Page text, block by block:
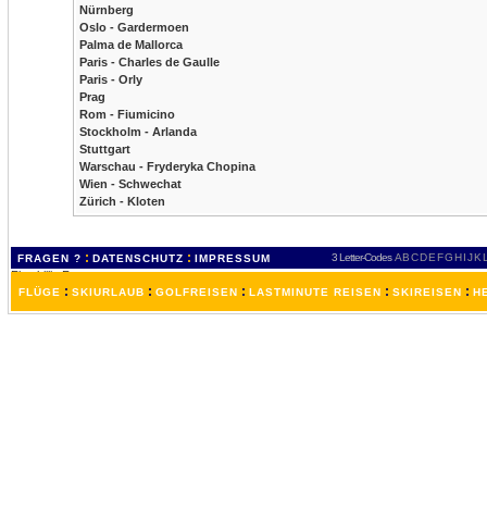
Nürnberg
Oslo - Gardermoen
Palma de Mallorca
Paris - Charles de Gaulle
Paris - Orly
Prag
Rom - Fiumicino
Stockholm - Arlanda
Stuttgart
Warschau - Fryderyka Chopina
Wien - Schwechat
Zürich - Kloten
FRAGEN ? : DATENSCHUTZ : IMPRESSUM 3 Letter-Codes ABCDEFGH IJKL
FLÜGE : SKIURLAUB : GOLFREISEN : LASTMINUTE REISEN : SKIREISEN :